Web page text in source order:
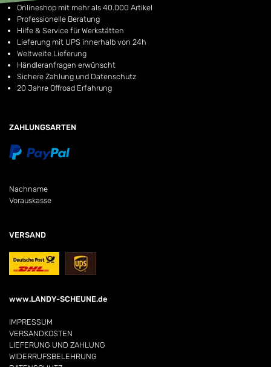
Onlineshop mit mehr als 40.000 Artikel
Professionelle Beratung
Hilfe & Service für Werkstätten
Lieferung mit UPS innerhalb von 24h
Weltweite Lieferung
Händleranfragen erwünscht
Sichere Zahlung und Datenschutz
20 Jahre Offroad Erfahrung
ZAHLUNGSARTEN
Nachname
Vorauskasse
VERSAND
www.LANDY-SCHEUNE.de
IMPRESSUM
VERSANDKOSTEN
LIEFERUNG UND ZAHLUNG
WIDERRUFSBELEHRUNG